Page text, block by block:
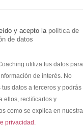
y acepto la política de
de datos
utiliza tus datos para
de interés. No
tus datos a terceros y podrás
ellos, rectificarlos y
como se explica en nuestra
privacidad.